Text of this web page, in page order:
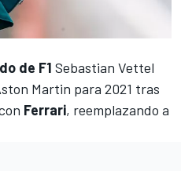
de F1 Sebastian Vettel
Martin para 2021 tras
Ferrari, reemplazando a